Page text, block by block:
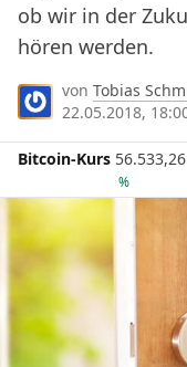
ob wir in der
hören werden.
von Tobias
22.05.2018,
Bitcoin-Kurs 56.533,26
%